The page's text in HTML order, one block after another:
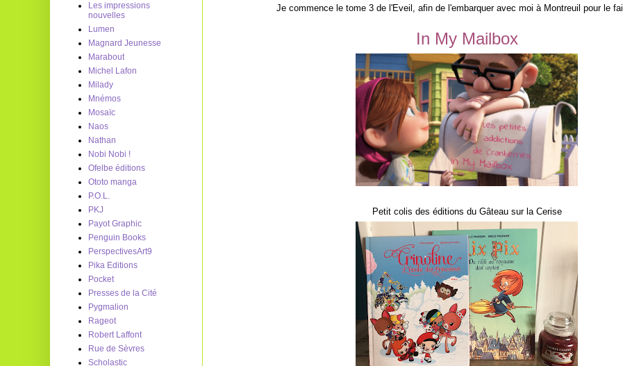
Je commence le tome 3 de l'Eveil, afin de l'embarquer avec moi à Montreuil pour le
In My Mailbox
Petit colis des éditions du Gâteau sur la Cerise
Les impressions
nouvelles
Lumen
Magnard Jeunesse
Marabout
Michel Lafon
Milady
Mnémos
Mosaïc
Naos
Nathan
Nobi Nobi !
Ofelbe éditions
Ototo manga
P.O.L.
PKJ
Payot Graphic
Penguin Books
PerspectivesArt9
Pika Editions
Pocket
Presses de la Cité
Pygmalion
Rageot
Robert Laffont
Rue de Sèvres
Scholastic